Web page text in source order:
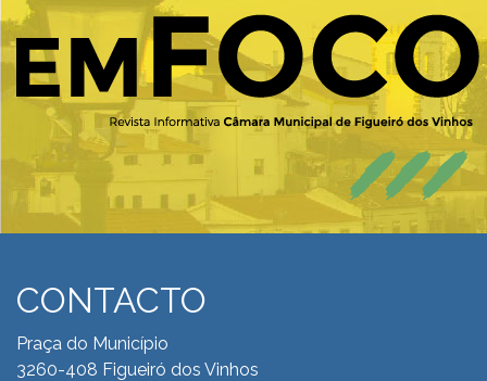
CONTACTO
Praça do Município
3260-408 Figueiró dos Vinhos